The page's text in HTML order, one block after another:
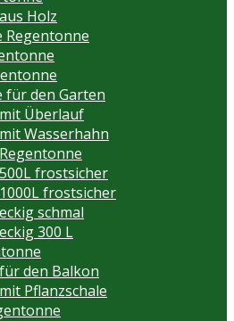
Holz
Regentonne
für den Garten
Überlauf
Wasserhahn
frostsicher
frostsicher
schmal
300 L
den Balkon
Pflanzschale